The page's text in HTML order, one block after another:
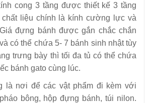
cong 3 tầng được thiết kế 3 tầng
liệu chính là kính cường lực và
đựng bánh được gắn chắc chắn
có thể chứa 5- 7 bánh sinh nhật tùy
trưng bày thì tối đa tủ có thể chứa
bánh gato cùng lúc.
là nơi để các vật phẩm đi kèm với
bông, hộp đựng bánh, túi nilon.